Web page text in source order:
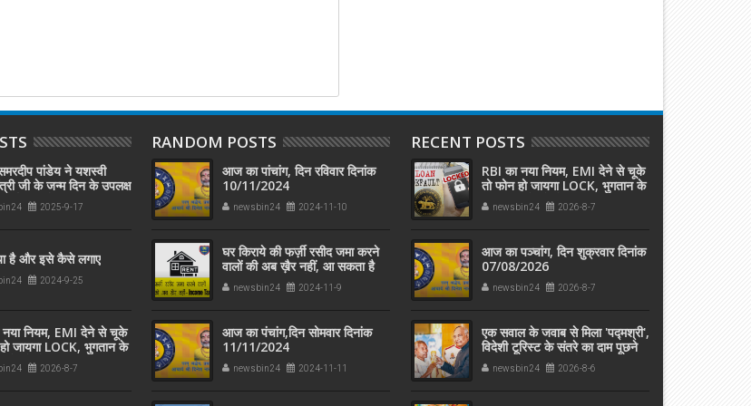
पांडेय ने यशस्वी
जी के जन्म दिन के उपलक्ष
को अंग वस्त्र
जी के स्वच्छता अभियान
2025-9-17
है और इसे कैसे लगाए
2024-9-25
नया नियम, EMI देने से चूके
जायगा LOCK, भुगतान के
देर में होगा अनलॉक
2026-8-7
RANDOM POSTS
आज का पांचांग, दिन रविवार दिनांक
10/11/2024
newsbin24 2024-11-10
घर किराये की फर्ज़ी रसीद जमा करने
वालों की अब ख़ैर नहीं, आ सकता है
Income Tax नोटिस
newsbin24 2024-11-9
आज का पंचांग,दिन सोमवार दिनांक
11/11/2024
newsbin24 2024-11-11
RECENT POSTS
RBI का नया नियम, EMI देने से चूके
तो फोन हो जायगा LOCK, भुगतान के
बाद इतनी देर में होगा अनलॉक
newsbin24 2026-8-7
आज का पञ्चांग, दिन शुक्रवार दिनांक
07/08/2026
newsbin24 2026-8-7
एक सवाल के जवाब से मिला 'पद्मश्री',
विदेशी टूरिस्ट के संतरे का दाम पूछने
पर,अनपढ़ फलवाले को दिला दिया
इनाम जानिए कैसे .....?
newsbin24 2026-8-6